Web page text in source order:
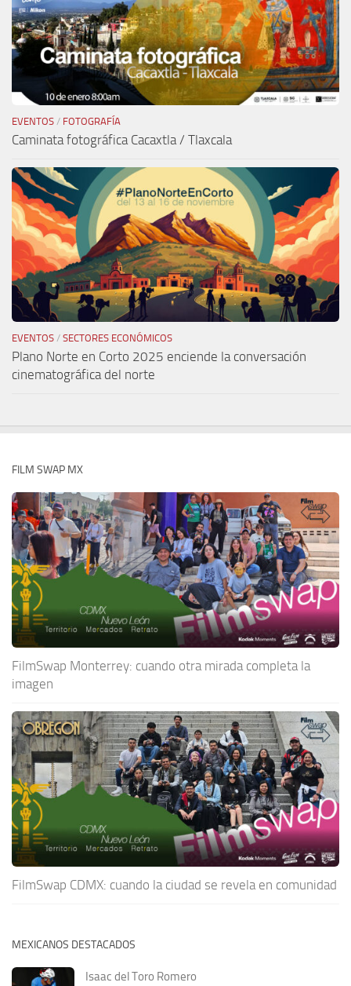
EVENTOS / FOTOGRAFÍA
Caminata fotográfica Cacaxtla / Tlaxcala
EVENTOS / SECTORES ECONÓMICOS
Plano Norte en Corto 2025 enciende la conversación
cinematográfica del norte
FILM SWAP MX
FilmSwap Monterrey: cuando otra mirada completa la
imagen
FilmSwap CDMX: cuando la ciudad se revela en comunidad
MEXICANOS DESTACADOS
Isaac del Toro Romero